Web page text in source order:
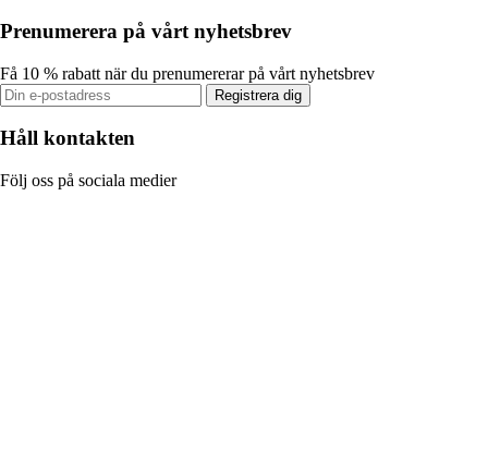
Prenumerera på vårt nyhetsbrev
Få 10 % rabatt när du prenumererar på vårt nyhetsbrev
Registrera dig
Håll kontakten
Följ oss på sociala medier